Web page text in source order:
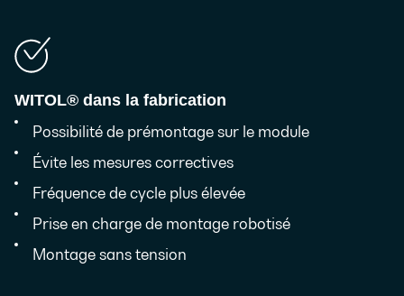
WITOL® dans la fabrication
Possibilité de prémontage sur le module
Évite les mesures correctives
Fréquence de cycle plus élevée
Prise en charge de montage robotisé
Montage sans tension